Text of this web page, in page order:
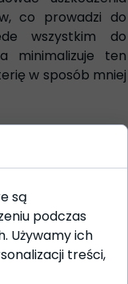
co prowadzi do
wszystkim do
minimalizuje ten
w sposób mniej
igłą jest
podczas
swoją ostrą
bardziej
bólem oraz
są
podczas
Używamy ich
treści,